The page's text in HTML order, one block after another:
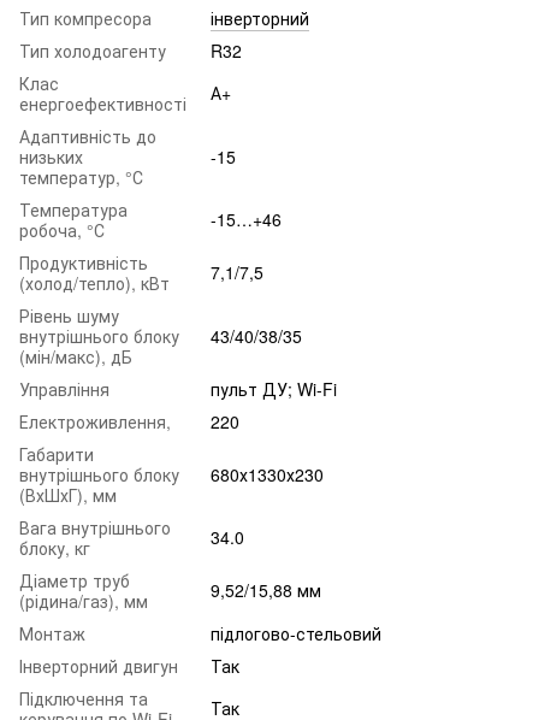
Тип компресора
інверторний
Тип холодоагенту
R32
Клас
енергоефективності
А+
Адаптивність до
низьких
температур, °С
-15
Температура
робоча, °С
-15…+46
Продуктивність
(холод/тепло), кВт
7,1/7,5
Рівень шуму
внутрішнього блоку
(мін/макс), дБ
43/40/38/35
Управління
пульт ДУ; Wi-Fi
Електроживлення,
220
Габарити
внутрішнього блоку
(ВхШхГ), мм
680х1330х230
Вага внутрішнього
блоку, кг
34.0
Діаметр труб
(рідина/газ), мм
9,52/15,88 мм
Монтаж
підлогово-стельовий
Інверторний двигун
Так
Підключення та
Так